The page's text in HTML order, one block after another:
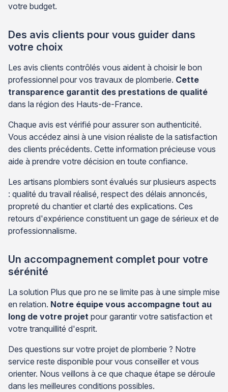
votre budget.
Des avis clients pour vous guider dans
votre choix
Les avis clients contrôlés vous aident à choisir le bon
professionnel pour vos travaux de plomberie. Cette
transparence garantit des prestations de qualité
dans la région des Hauts-de-France.
Chaque avis est vérifié pour assurer son authenticité.
Vous accédez ainsi à une vision réaliste de la satisfaction
des clients précédents. Cette information précieuse vous
aide à prendre votre décision en toute confiance.
Les artisans plombiers sont évalués sur plusieurs aspects
: qualité du travail réalisé, respect des délais annoncés,
propreté du chantier et clarté des explications. Ces
retours d'expérience constituent un gage de sérieux et de
professionnalisme.
Un accompagnement complet pour votre
sérénité
La solution Plus que pro ne se limite pas à une simple mise
en relation. Notre équipe vous accompagne tout au
long de votre projet pour garantir votre satisfaction et
votre tranquillité d'esprit.
Des questions sur votre projet de plomberie ? Notre
service reste disponible pour vous conseiller et vous
orienter. Nous veillons à ce que chaque étape se déroule
dans les meilleures conditions possibles.